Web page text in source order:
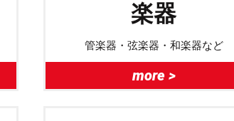
楽器
管楽器・弦楽器・和楽器など
more >